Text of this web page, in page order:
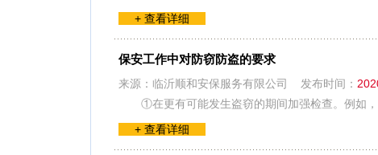
+ 查看详细
保安工作中对防窃防盗的要求
来源：临沂顺和安保服务有限公司 发布时间：
①在更有可能发生盗窃的期间加强检查。例如
+ 查看详细